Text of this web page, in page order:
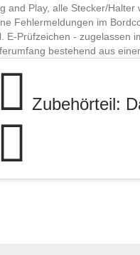
and Play, alle Stecker/
Fehlermeldungen im
E-Prüfzeichen - zugelassen
bestehend aus
Zubehörteil: